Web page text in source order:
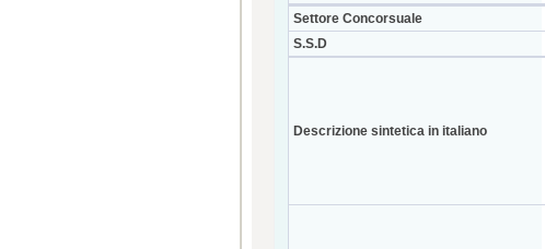
Settore Concorsuale
S.S.D
Descrizione sintetica in italiano